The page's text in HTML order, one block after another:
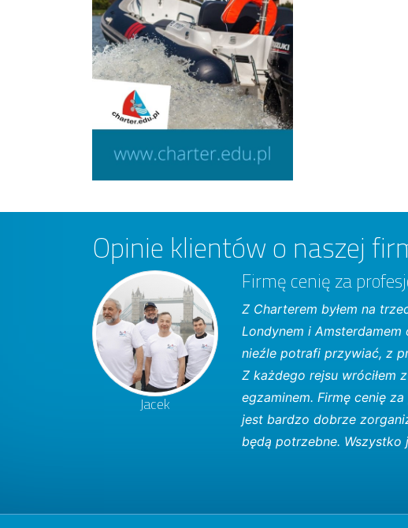
Opinie klientów o naszej
Jacek
Firmę cenię za
Z Charterem byłem na
Londynem i
nieźle potrafi przywiać, z
Z każdego rejsu wróciłem
egzaminem. Firmę cenię
jest bardzo dobrze
będą potrzebne. Wszystko